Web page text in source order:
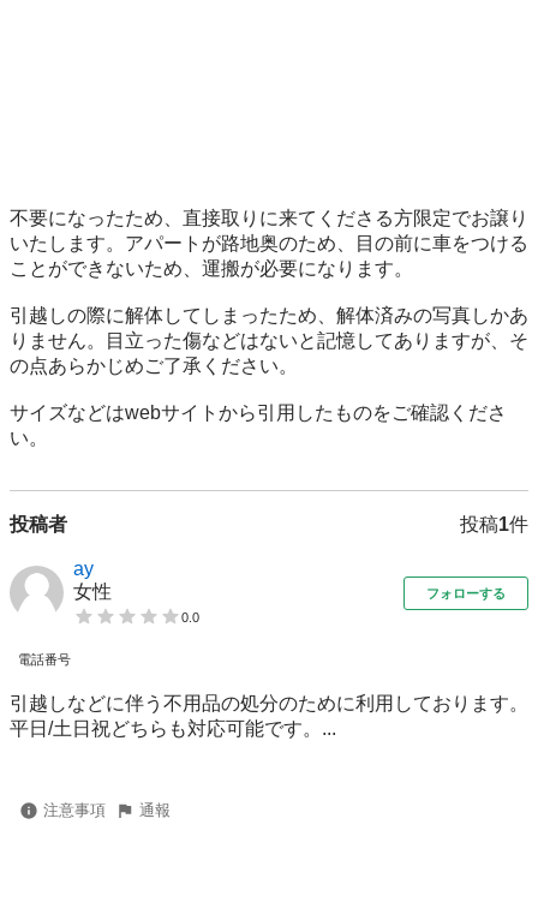
不要になったため、直接取りに来てくださる方限定でお譲り
いたします。アパートが路地奥のため、目の前に車をつける
ことができないため、運搬が必要になります。
引越しの際に解体してしまったため、解体済みの写真しかあ
りません。目立った傷などはないと記憶してありますが、そ
の点あらかじめご了承ください。
サイズなどはwebサイトから引用したものをご確認くださ
投稿者 投稿1件
ay
女性
0.0
フォローする
電話番号
引越しなどに伴う不用品の処分のために利用しております。
平日/土日祝どちらも対応可能です。...
注意事項 通報